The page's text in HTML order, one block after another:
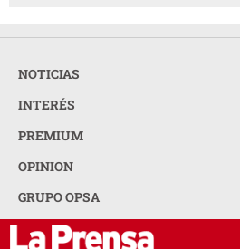
NOTICIAS
INTERÉS
PREMIUM
OPINION
GRUPO OPSA